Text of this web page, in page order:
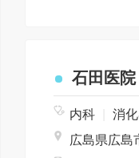
石田医院
内科 消
広島県広島